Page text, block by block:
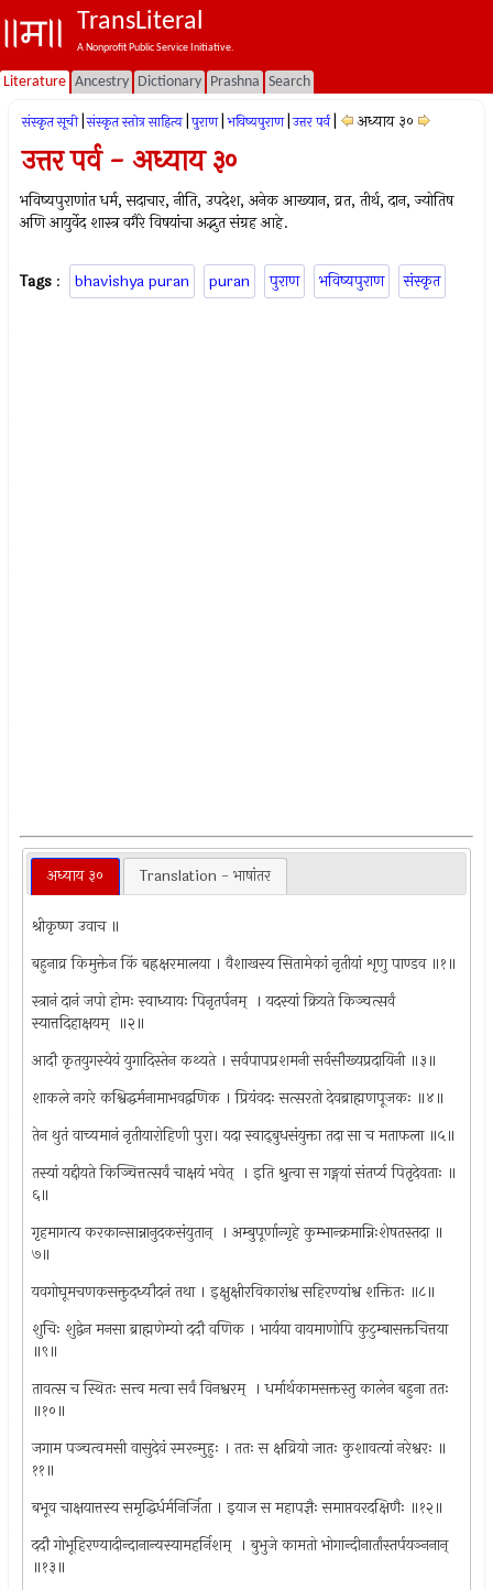
TransLiteral
A Nonprofit Public Service Initiative.
Literature Ancestry Dictionary Prashna Search
संस्कृत सूची संस्कृत स्तोत्र साहित्य पुराण भविष्यपुराण उत्तर पर्व अध्याय ३०
उत्तर पर्व - अध्याय ३०
भविष्यपुराणांत धर्म, सदाचार, नीति, उपदेश, अनेक आख्यान, व्रत, तीर्थ, दान, ज्योतिष
अणि आयुर्वेद शास्त्र वगैरे विषयांचा अद्भुत संग्रह आहे.
Tags : bhavishya puran puran पुराण भविष्यपुराण संस्कृत
अध्याय ३० Translation - भाषांतर
श्रीकृष्ण उवाच ॥
बहुनाव्र किमुक्तेन किं बह्रक्षरमालया । वैशाखस्य सितामेकां नृतीयां शृणु पाण्डव ॥१॥
स्त्रानं दानं जपो होमः स्वाध्यायः पिनृतर्पनम् ‍ । यदस्यां क्रियते किञ्चत्सर्वं
स्यात्तदिहाक्षयम् ‍ ॥२॥
आदौ कृतयुगस्येयं युगादिस्तेन कथ्यते । सर्वपापप्रशमनी सर्वसौख्यप्रदायिनी ॥३॥
शाकले नगरे कश्विद्धर्मनामाभवद्वणिक । प्रियंवदः सत्सरतो देवब्राह्मणपूजकः ॥४॥
तेन थुतं वाच्यमानं नृतीयारोहिणी पुरा। यदा स्वाद्‍बुधसंयुक्ता तदा सा च मताफला ॥५॥
तस्यां यद्दीयते किञ्चित्तत्सर्वं चाक्षयं भवेत् ‍ । इति श्रुत्वा स गङ्गयां संतर्प्य पितृदेवताः ॥
६॥
गृहमागत्य करकान्सान्नानुदकसंयुतान् ‍ । अम्बुपूर्णान्गृहे कुम्भान्क्रमान्निःशेषतस्तदा ॥
७॥
यवगोघूमचणकसक्तुदध्यौदनं तथा । इक्षुक्षीरविकारांश्व सहिरण्यांश्व शक्तितः ॥८॥
शुचिः शुद्वेन मनसा ब्राह्मणेम्यो ददौ वणिक । भार्यया वायमाणोपि कुटुम्बासक्तचित्तया
॥९॥
तावत्स च स्थितः सत्त्व मत्वा सर्वं विनश्वरम् ‍ । धर्मार्थकामसक्तस्तु कालेन बहुना ततः
॥१०॥
जगाम पञ्चत्वमसी वासुदेवं स्मरन्मुहुः । ततः स क्षव्रियो जातः कुशावत्यां नरेश्वरः ॥
११॥
बभूव चाक्षयात्तस्य समृद्धिर्धर्मनिर्जिता । इयाज स महापज्ञैः समाप्तवरदक्षिणैः ॥१२॥
ददौ गोभूहिरण्यादीन्दानान्यस्यामहर्निशम् ‍ । बुभुजे कामतो भोगान्दीनार्तांस्तर्पयञ्ननान् ‍
॥१३॥